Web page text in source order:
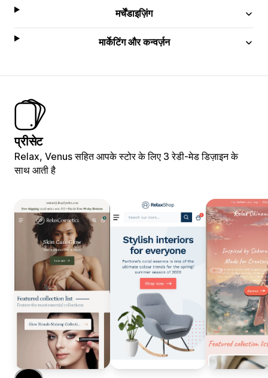
मर्चेंडाइज़िंग
मार्केटिंग और कन्वर्ज़न
प्रीसेट
Relax, Venus सहित आपके स्टोर के लिए 3 रेडी-मेड डिज़ाइन के
साथ आती है